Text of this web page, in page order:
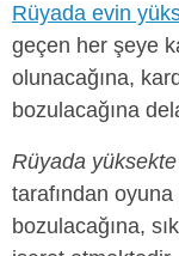
Rüyada evin
geçen her şeye
olunacağına,
bozulacağına
Rüyada
tarafından
bozulacağına,